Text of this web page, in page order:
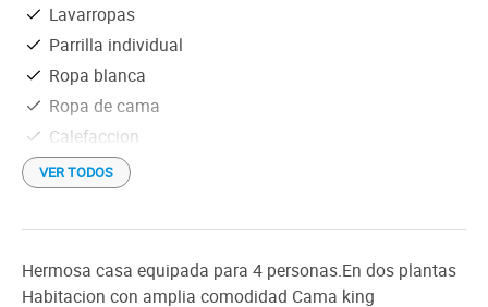
Lavarropas
Parrilla individual
Ropa blanca
Ropa de cama
Calefaccion
Baño en planta baja con ducha
VER TODOS
Hermosa casa equipada para 4 personas.En dos plantas
Habitacion con amplia comodidad Cama king